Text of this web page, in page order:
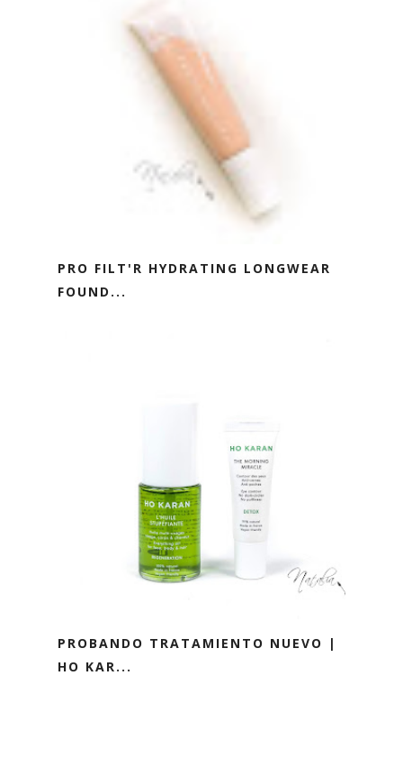
PRO FILT'R HYDRATING LONGWEAR
FOUND...
PROBANDO TRATAMIENTO NUEVO |
HO KAR...